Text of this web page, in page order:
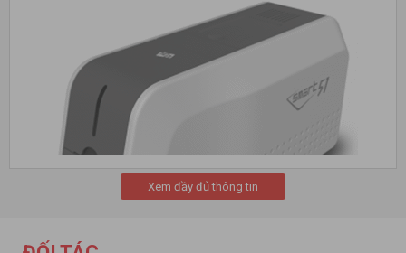
Xem đầy đủ thông tin